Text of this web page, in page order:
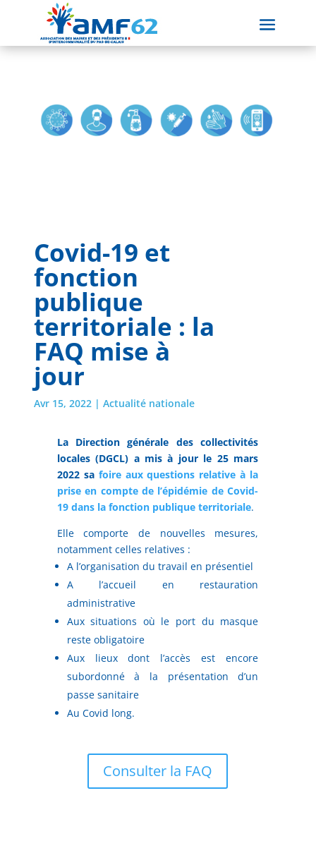
Covid-19 et
fonction
publique
territoriale : la
FAQ mise à
jour
Avr 15, 2022| Actualité nationale
La Direction générale des collectivités
locales (DGCL) a mis à jour le 25 mars
2022 sa foire aux questions relative à la
prise en compte de l’épidémie de Covid-
19 dans la fonction publique territoriale.
Elle comporte de nouvelles mesures,
notamment celles relatives :
A l’organisation du travail en présentiel
A l’accueil en restauration
administrative
Aux situations où le port du masque
reste obligatoire
Aux lieux dont l’accès est encore
subordonné à la présentation d’un
passe sanitaire
Au Covid long.
Consulter la FAQ